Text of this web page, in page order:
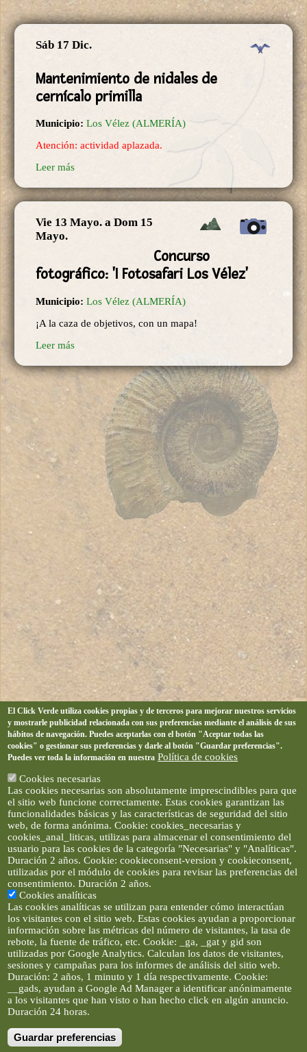
Sáb 17 Dic.
Mantenimiento de nidales de
cernícalo primilla
Municipio: Los Vélez (ALMERÍA)
Atención: actividad aplazada.
Leer más
Vie 13 Mayo. a Dom 15
Mayo.
Concurso
fotográfico: 'I Fotosafari Los Vélez'
Municipio: Los Vélez (ALMERÍA)
¡A la caza de objetivos, con un mapa!
Leer más
Artículos e imágenes son propiedad de elclickverde ©. No se
permite la difusión de los textos ni imágenes sin permiso de
El Click Verde utiliza cookies propias y de terceros para mejorar nuestros servicios
y mostrarle publicidad relacionada con sus preferencias mediante el análisis de sus
hábitos de navegación. Puedes aceptarlas con el botón "Aceptar todas las
cookies" o gestionar sus preferencias y darle al botón "Guardar preferencias".
Puedes ver toda la información en nuestra Política de cookies
Cookies necesarias
Las cookies necesarias son absolutamente imprescindibles para que
el sitio web funcione correctamente. Estas cookies garantizan las
funcionalidades básicas y las características de seguridad del sitio
web, de forma anónima. Cookie: cookies_necesarias y
cookies_anal_liticas, utilizas para almacenar el consentimiento del
usuario para las cookies de la categoría "Necesarias" y "Analíticas".
Duración 2 años. Cookie: cookieconsent-version y cookieconsent,
utilizadas por el módulo de cookies para revisar las preferencias del
consentimiento. Duración 2 años.
Cookies analíticas
Las cookies analíticas se utilizan para entender cómo interactúan
los visitantes con el sitio web. Estas cookies ayudan a proporcionar
información sobre las métricas del número de visitantes, la tasa de
rebote, la fuente de tráfico, etc. Cookie: _ga, _gat y gid son
utilizadas por Google Analytics. Calculan los datos de visitantes,
sesiones y campañas para los informes de análisis del sitio web.
Duración: 2 años, 1 minuto y 1 día respectivamente. Cookie:
__gads, ayudan a Google Ad Manager a identificar anónimamente
a los visitantes que han visto o han hecho click en algún anuncio.
Duración 24 horas.
Guardar preferencias